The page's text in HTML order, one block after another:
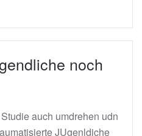
noch
auch umdrehen udn
JUgenldiche